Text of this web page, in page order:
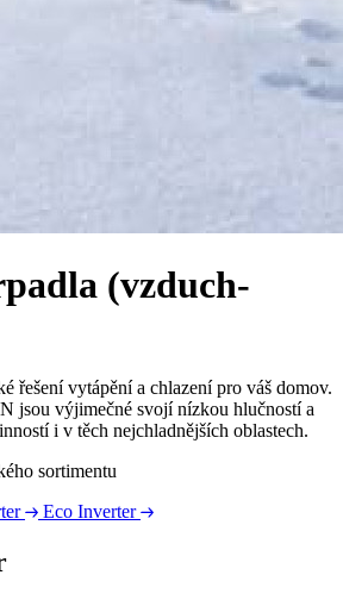
(vzduch-
řešení vytápění a chlazení pro váš domov.
jsou výjimečné svojí nízkou hlučností a
i v těch nejchladnějších oblastech.
sortimentu
Eco Inverter